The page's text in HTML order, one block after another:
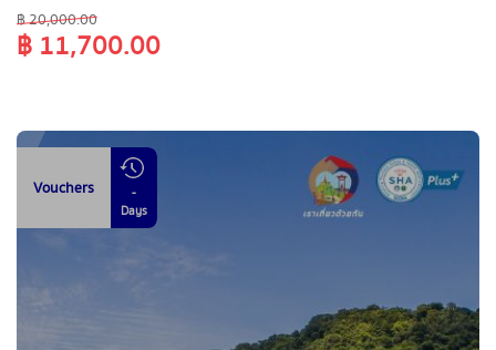
฿ 20,000.00
฿ 11,700.00
Vouchers
-
Days